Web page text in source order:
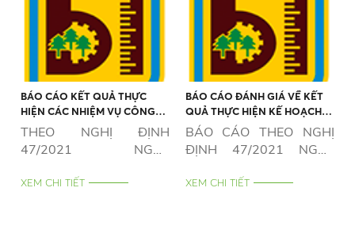
BÁO CÁO KẾT QUẢ THỰC
HIỆN CÁC NHIỆM VỤ CÔNG
ÍCH VÀ TRÁCH NHIỆM XÃ HỘI
(NẾU CÓ) NĂM 2025
THEO NGHỊ ĐỊNH
47/2021 NGÀY
XEM CHI TIẾT
BÁO CÁO ĐÁNH GIÁ VỀ KẾT
QUẢ THỰC HIỆN KẾ HOẠCH
SẢN XUẤT KINH DOANH NĂM
BÁO CÁO THEO NGHỊ
ĐỊNH 47/2021 NGÀY
XEM CHI TIẾT